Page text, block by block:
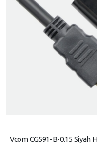
Vcom CG591-B-0.15 Siyah